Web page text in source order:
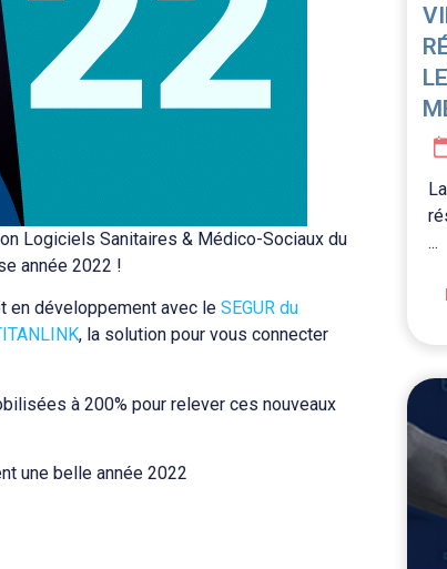
Logiciels Sanitaires & Médico-Sociaux du
année 2022 !
en développement avec le SEGUR du
, la solution pour vous connecter
à 200% pour relever ces nouveaux
...